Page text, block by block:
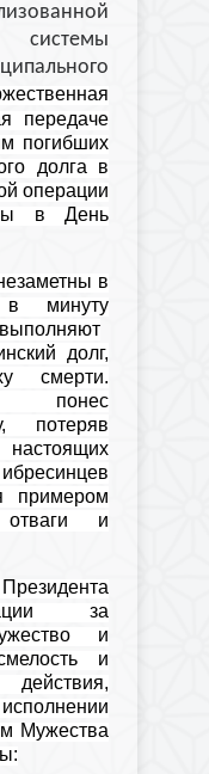
передаче
погибших
долга в
операции
в День
в
минуту
долг,
смерти.
понес
потеряв
ибресинцев
примером
отваги и
за
и
и
Мужества